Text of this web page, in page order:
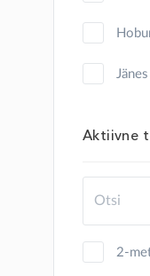
jänes
Aktiivne
2-